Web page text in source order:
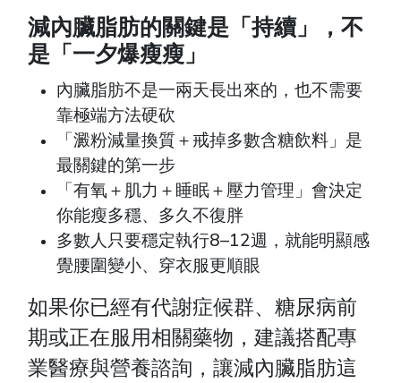
減內臟脂肪的關鍵是「持續」，不
是「一夕爆瘦瘦」
內臟脂肪不是一兩天長出來的，也不需要
靠極端方法硬砍
「澱粉減量換質＋戒掉多數含糖飲料」是
最關鍵的第一步
「有氧＋肌力＋睡眠＋壓力管理」會決定
你能瘦多穩、多久不復胖
多數人只要穩定執行8–12週，就能明顯感
覺腰圍變小、穿衣服更順眼
如果你已經有代謝症候群、糖尿病前
期或正在服用相關藥物，建議搭配專
業醫療與營養諮詢，讓減內臟脂肪這